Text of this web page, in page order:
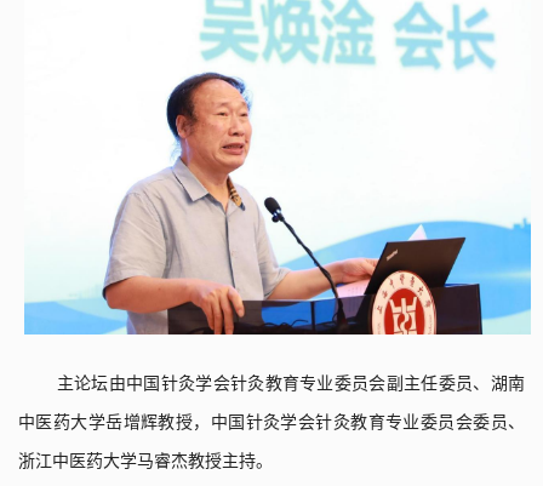
主论坛由中国针灸学会针灸教育专业委员会副主任委员 、 湖南
中医药大学岳增辉教授， 中国针灸学会针灸教育专业委员会委员 、
浙江中医药大学马睿杰教授主持。